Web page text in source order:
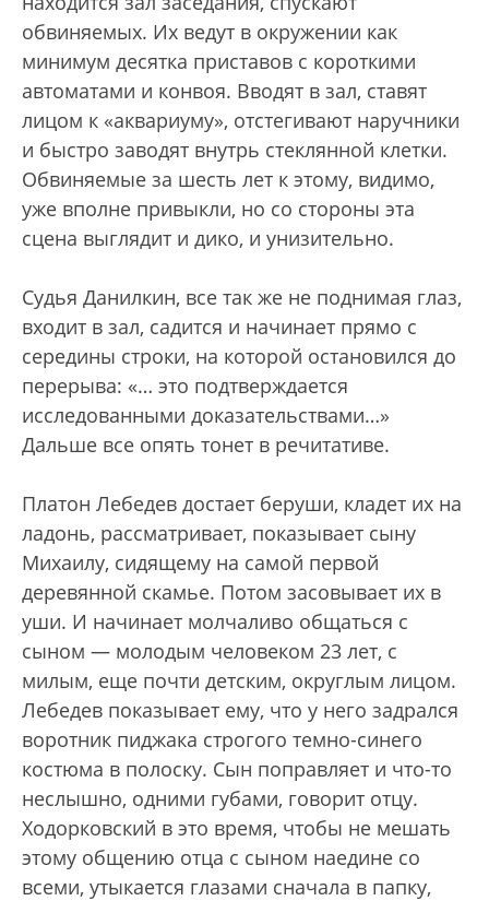
обвиняемых. Их ведут в окружении как
минимум десятка приставов с короткими
автоматами и конвоя. Вводят в зал, ставят
лицом к «аквариуму», отстегивают наручники
и быстро заводят внутрь стеклянной клетки.
Обвиняемые за шесть лет к этому, видимо,
уже вполне привыкли, но со стороны эта
сцена выглядит и дико, и унизительно.
Судья Данилкин, все так же не поднимая глаз,
входит в зал, садится и начинает прямо с
середины строки, на которой остановился до
перерыва: «… это подтверждается
исследованными доказательствами…»
Дальше все опять тонет в речитативе.
Платон Лебедев достает беруши, кладет их на
ладонь, рассматривает, показывает сыну
Михаилу, сидящему на самой первой
деревянной скамье. Потом засовывает их в
уши. И начинает молчаливо общаться с
сыном — молодым человеком 23 лет, с
милым, еще почти детским, округлым лицом.
Лебедев показывает ему, что у него задрался
воротник пиджака строгого темно-синего
костюма в полоску. Сын поправляет и что-то
неслышно, одними губами, говорит отцу.
Ходорковский в это время, чтобы не мешать
этому общению отца с сыном наедине со
всеми, утыкается глазами сначала в папку,